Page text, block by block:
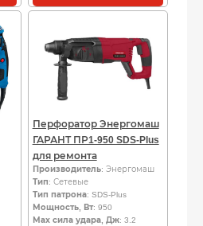
Перфоратор Энергомаш
ГАРАНТ ПР1-950 SDS-Plus
для ремонта
Производитель: Энергомаш
Тип: Сетевые
Тип патрона: SDS-Plus
Мощность, Вт: 950
Мах сила удара, Дж: 3.2